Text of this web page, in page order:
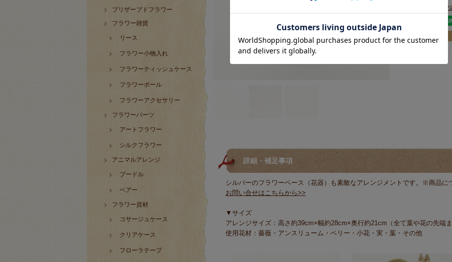
返品について
詳細・補足事項
シルバーのフラワーベース（花器）も素敵なアレンジメントです。※商品に
お問い合せはこちらから>>
▼サイズ
アレンジサイズ：高さ約39cm×幅約28cm×奥行約21cm（全て葉や花の先端
使用花材：薔薇・アンスリューム・ベリー・小花・実・葉・その他
プリザーブドフラワー
フラワー雑貨
リース
フラワー小物入れ
フラワーティッシュケース
フラワーボール
フラワーアクセサリー
フラワーパーツ
アートフラワー
シルクフラワー
アニマルアレンジ
プードル
ベアー
フラワー資材
コサージュケース
クリアケース
フローラテープ